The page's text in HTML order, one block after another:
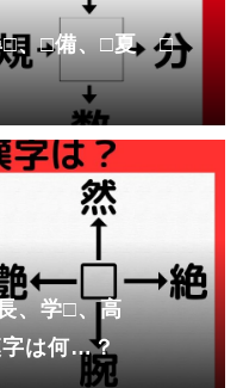
□、□備、□夏 □
、学□、高
字は何…？